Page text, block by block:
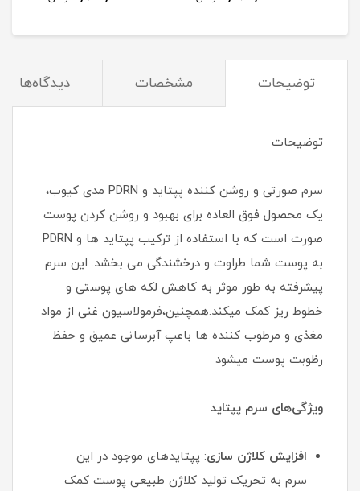
توضیحات مشخصات دیدگاه‌ها
توضیحات
سرم صورتی و روشن کننده پپتاید و PDRN مدی کیوب،
یک محصول فوق العاده برای بهبود و روشن کردن پوست
صورت است که با استفاده از ترکیب پپتاید ها و PDRN
به پوست شما طراوت و درخشندگی می بخشد. این سرم
پیشرفته به طور موثر به کاهش لکه های پوستی و
خطوط ریز کمک میکند.همچنین،فرمولاسیون غنی از مواد
مغذی و مرطوب کننده ها باعپ آبرسانی عمیق و حفظ
رظوبت پوست میشود
ویژگی‌های سرم پپتاید
افزایش کلاژن‌ سازی: پپتایدهای موجود در این
سرم به تحریک تولید کلاژن طبیعی پوست کمک